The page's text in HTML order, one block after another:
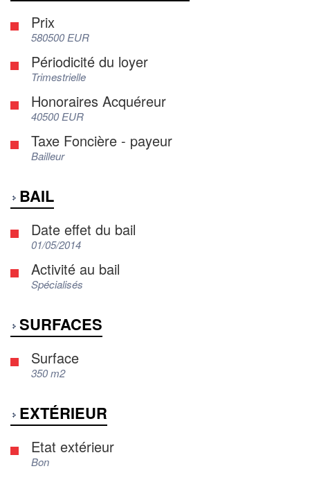
Prix
580500 EUR
Périodicité du loyer
Trimestrielle
Honoraires Acquéreur
40500 EUR
Taxe Foncière - payeur
Bailleur
BAIL
Date effet du bail
01/05/2014
Activité au bail
Spécialisés
SURFACES
Surface
350 m2
EXTÉRIEUR
Etat extérieur
Bon